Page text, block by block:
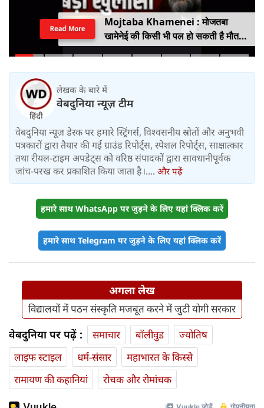
Mojtaba Khamenei : मोजतबा
खामेनेई की किसी भी पल हो सकती है मौत,
इजराइली मीडिया के दावे के बीच सामने आया
Read More
लेखक के बारे में
वेबदुनिया न्यूज़ टीम
वेबदुनिया न्यूज़ डेस्क पर हमारे स्ट्रिंगर्स, विश्वसनीय स्रोतों और अनुभवी
पत्रकारों द्वारा तैयार की गई ग्राउंड रिपोर्ट्स, स्पेशल रिपोर्ट्स, साक्षात्कार
तथा रीयल-टाइम अपडेट्स को वरिष्ठ संपादकों द्वारा सावधानीपूर्वक
जांच-परख कर प्रकाशित किया जाता है।.... और पढ़ें
हमारे साथ WhatsApp पर जुड़ने के लिए यहां क्लिक करें
हमारे साथ Telegram पर जुड़ने के लिए यहां क्लिक करें
अगला लेख
विद्यालयों में पठन संस्कृति मजबूत करने में जुटी योगी सरकार
वेबदुनिया पर पढ़ें : समाचार बॉलीवुड
ज्योतिष
लाइफ स्‍टाइल
धर्म-संसार
महाभारत के किस्से
रामायण की कहानियां
रोचक और रोमांचक